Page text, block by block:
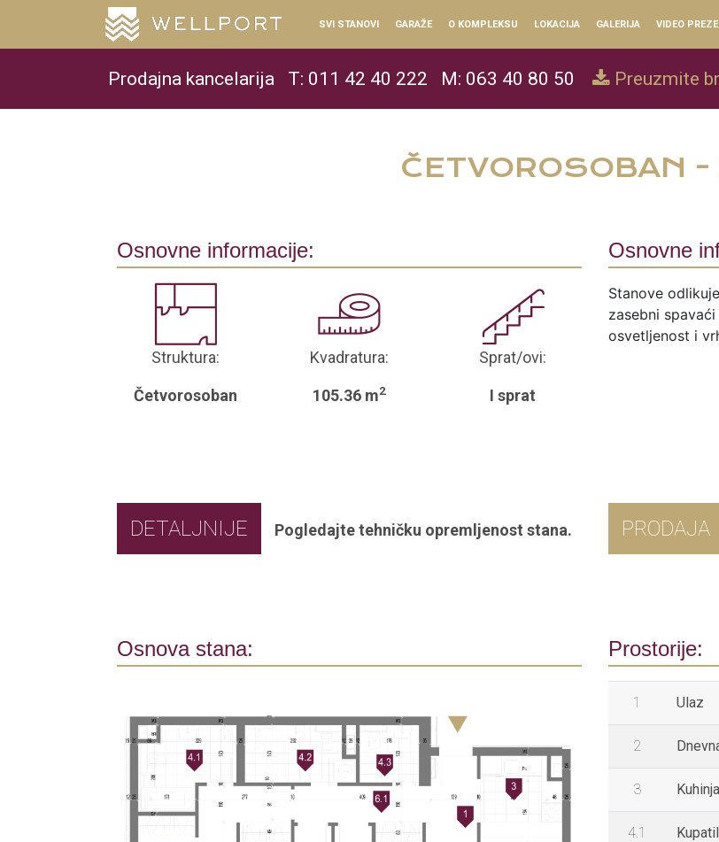
SVI STANOVI GARAŽE O KOMPLEKSU LOKACIJA GALERIJA VIDEO
Prodajna kancelarija T: 011 42 40 222 M: 063 40 80 50 Preuzmite
ČETVOROSOBAN
Osnovne informacije:
Struktura:
Četvorosoban
Kvadratura:
105.36 m2
Sprat/ovi:
I sprat
DETALJNIJE Pogledajte tehničku opremljenost stana.
Osnovne
Stanove
zasebni
osvetljenost i
PRODAJA
Osnova stana: Prostorije:
1 Ulaz
2
3 Kuhinja
4.1